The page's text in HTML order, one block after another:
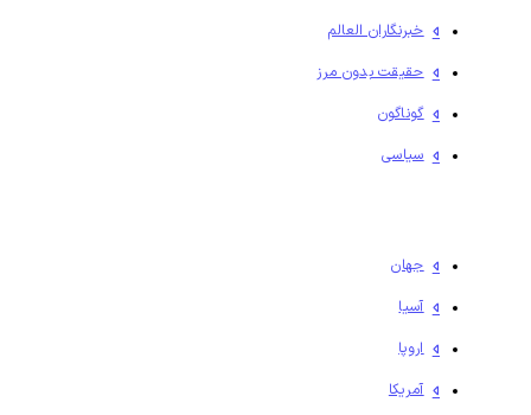
خبرنگاران العالم
حقیقت بدون مرز
گوناگون
سیاسی
جهان
آسیا
اروپا
آمریکا